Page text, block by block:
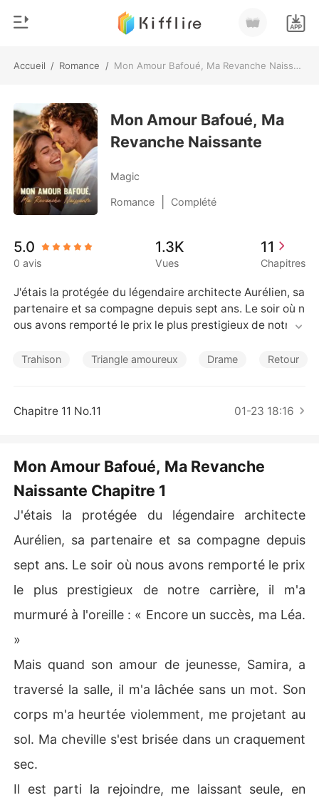
Accueil / Romance / Mon Amour Bafoué, Ma Revanche Naissante
0
Recharger
Historique
Déconnexion
Télécharger l'appli
Genre
Moderne
Loup-garou
Nouvelle
Milliardaire
Nouvelles
Mon Amour Bafoué, Ma
Revanche Naissante
Magic
Romance Complété
5.0
0 avis
1.3K
Vues
11
Chapitres
J'étais la protégée du légendaire architecte Aurélien, sa
partenaire et sa compagne depuis sept ans. Le soir où n
ous avons remporté le prix le plus prestigieux de notre c
a Léa. »
a salle, il m'a lâchée sans un mot. Son corps m'a heurtée
Il est parti la rejoindre, me laissant seule, en sang, au mi
lieu des débris de notre maquette primée. À l'hôpital, il
Puis j'ai découvert la vérité : depuis des années, il modi
Samira. J'étais son substitut, une simple marionnette.
t n'était qu'un mensonge. Il ne m'avait jamais aimée, il ét
ait simplement obsédé par son fantôme.
Le jour où Samira m'a montré la bague de fiançailles q
u'il m'avait promise, j'ai tout quitté. J'ai accepté l'offre d
e ma tante pour reconstruire ma vie, loin de lui. Cette fo
is, je ne serai plus l'ombre de personne. Et il allait regret
ter chaque seconde de sa trahison.
Trahison Triangle amoureux Drame Retour
Chapitre 11 No.11 01-23 18:16
Mon Amour Bafoué, Ma Revanche
Naissante Chapitre 1
J'étais la protégée du légendaire architecte
Aurélien, sa partenaire et sa compagne depuis
sept ans. Le soir où nous avons remporté le prix
le plus prestigieux de notre carrière, il m'a
murmuré à l'oreille : « Encore un succès, ma Léa.
»
Mais quand son amour de jeunesse, Samira, a
traversé la salle, il m'a lâchée sans un mot. Son
corps m'a heurtée violemment, me projetant au
sol. Ma cheville s'est brisée dans un craquement
sec.
Il est parti la rejoindre, me laissant seule, en